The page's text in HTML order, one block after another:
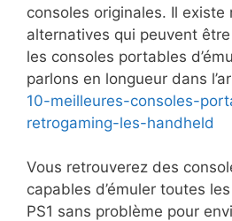
consoles originales. Il existe
alternatives qui peuvent
les consoles portables
parlons en longueur dans
10-meilleures-consoles-
retrogaming-les-handheld
Vous retrouverez des
capables d’émuler toutes
PS1 sans problème pour